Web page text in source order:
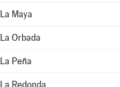
La Maya
La Orbada
La Peña
La Redonda